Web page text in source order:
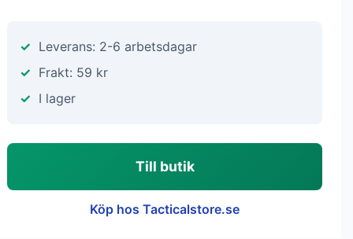
Leverans: 2-6 arbetsdagar
Frakt: 59 kr
I lager
Till butik
Köp hos Tacticalstore.se